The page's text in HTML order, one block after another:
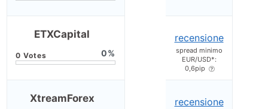
ETXCapital
0
recensione
spread minimo
EUR/USD*:
0,6pip
XtreamForex recensione